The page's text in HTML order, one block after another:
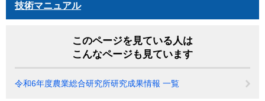
技術マニュアル
このページを見ている人は
こんなページも見ています
令和6年度農業総合研究所研究成果情報 一覧